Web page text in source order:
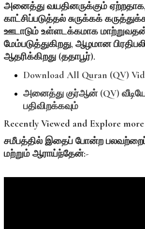
அனைத்து வயதினருக்கும்
காட்சிப்படுத்தல் சுருக்கக்
ஊடாடும் உள்ளடக்கமாக
மேம்படுத்துகிறது, ஆழமான
ஆதரிக்கிறது (ததாபூர்).
Download All Quran (QV)
அனைத்து குர்ஆன் (QV)
பதிவிறக்கவும்
Recently Viewed and Explore
சமீபத்தில் இதைப் போன்ற
மற்றும் ஆராய்ந்தேன்:-